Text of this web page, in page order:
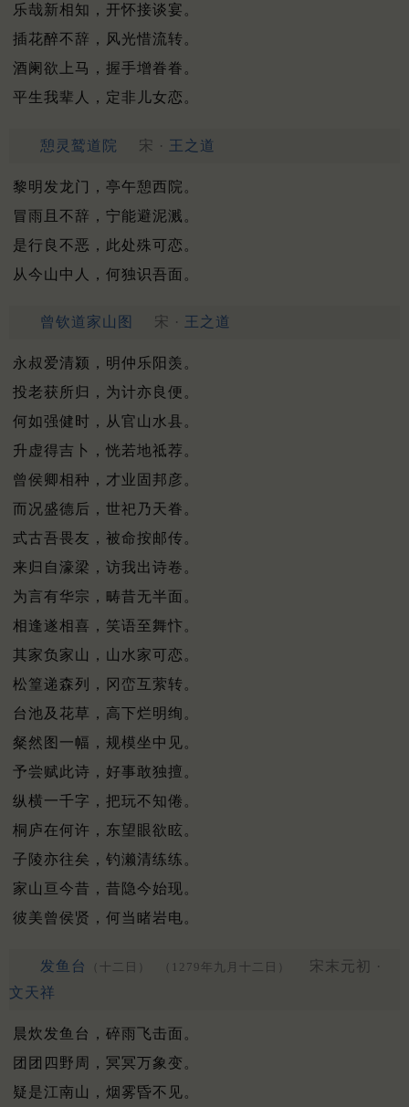
乐哉新相知，开怀接谈宴。
插花醉不辞，风光惜流转。
酒阑欲上马，握手增眷眷。
平生我辈人，定非儿女恋。
憩灵鹫道院 宋 · 王之道
黎明发龙门，亭午憩西院。
冒雨且不辞，宁能避泥溅。
是行良不恶，此处殊可恋。
从今山中人，何独识吾面。
曾钦道家山图 宋 · 王之道
永叔爱清颍，明仲乐阳羡。
投老获所归，为计亦良便。
何如强健时，从官山水县。
升虚得吉卜，恍若地祗荐。
曾侯卿相种，才业固邦彦。
而况盛德后，世祀乃天眷。
式古吾畏友，被命按邮传。
来归自濠梁，访我出诗卷。
为言有华宗，畴昔无半面。
相逢遂相喜，笑语至舞忭。
其家负家山，山水家可恋。
松篁递森列，冈峦互萦转。
台池及花草，高下烂明绚。
粲然图一幅，规模坐中见。
予尝赋此诗，好事敢独擅。
纵横一千字，把玩不知倦。
桐庐在何许，东望眼欲眩。
子陵亦往矣，钓濑清练练。
家山亘今昔，昔隐今始现。
彼美曾侯贤，何当睹岩电。
发鱼台 （十二日） （1279年九月十二日）
宋末元初 ·
文天祥
晨炊发鱼台，碎雨飞击面。
团团四野周，冥冥万象变。
疑是江南山，烟雾昏不见。